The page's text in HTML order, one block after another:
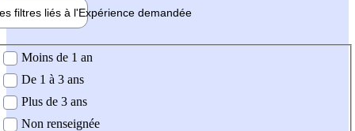
filtres liés à l'Expérience demandée
demandée
Moins de 1 an
De 1 à 3 ans
Plus de 3 ans
Non renseignée